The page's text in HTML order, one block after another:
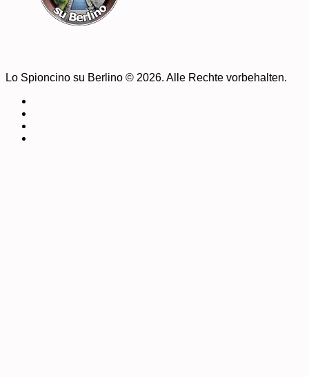
Lo Spioncino su Berlino © 2026. Alle Rechte vorbehalten.